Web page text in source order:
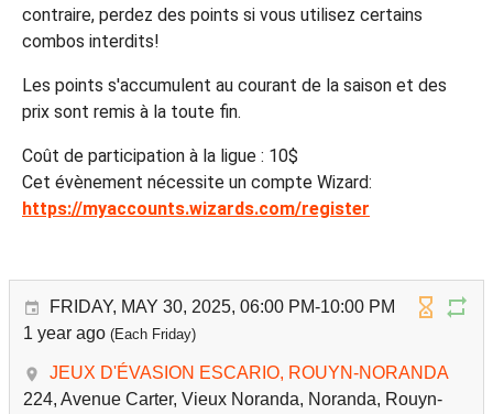
contraire, perdez des points si vous utilisez certains
combos interdits!
Les points s'accumulent au courant de la saison et des
prix sont remis à la toute fin.
Coût de participation à la ligue : 10$
Cet évènement nécessite un compte Wizard:
https://myaccounts.wizards.com/register
FRIDAY, MAY 30, 2025, 06:00 PM-10:00 PM
1 year ago (Each Friday)
JEUX D'ÉVASION ESCARIO, ROUYN-NORANDA
224, Avenue Carter, Vieux Noranda, Noranda, Rouyn-